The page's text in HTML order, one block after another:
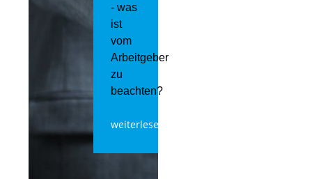
- was
ist
vom
Arbeitgeber
zu
beachten?
weiterlesen